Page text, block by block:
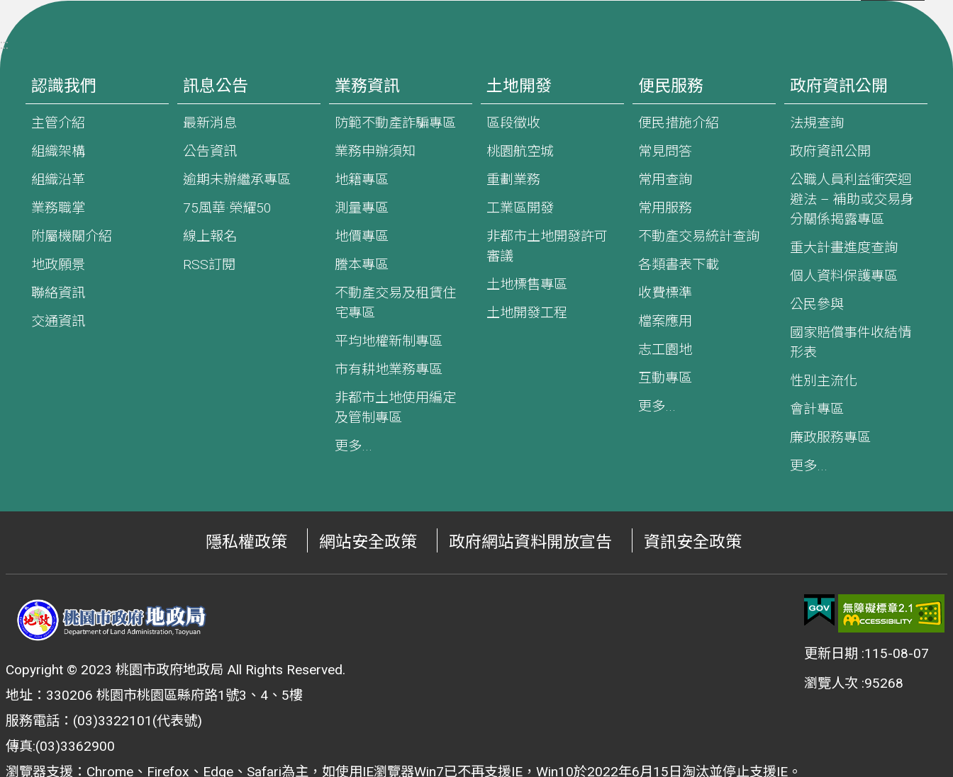
:::
認識我們
主管介紹
組織架構
組織沿革
業務職掌
附屬機關介紹
地政願景
聯絡資訊
交通資訊
訊息公告
最新消息
公告資訊
逾期未辦繼承專區
75風華·榮耀50
線上報名
RSS訂閱
業務資訊
防範不動產詐騙專區
業務申辦須知
地籍專區
測量專區
地價專區
謄本專區
不動產交易及租賃住
宅專區
平均地權新制專區
市有耕地業務專區
非都市土地使用編定
及管制專區
更多...
土地開發
區段徵收
桃園航空城
重劃業務
工業區開發
非都市土地開發許可
審議
土地標售專區
土地開發工程
便民服務
便民措施介紹
常見問答
常用查詢
常用服務
不動產交易統計查詢
各類書表下載
收費標準
檔案應用
志工園地
互動專區
更多...
政府資訊公開
法規查詢
政府資訊公開
公職人員利益衝突迴
避法 – 補助或交易身
分關係揭露專區
重大計畫進度查詢
個人資料保護專區
公民參與
國家賠償事件收結情
形表
性別主流化
會計專區
廉政服務專區
更多...
隱私權政策 網站安全政策 政府網站資料開放宣告 資訊安全政策
Copyright © 2023 桃園市政府地政局 All Rights Reserved.
地址：330206 桃園市桃園區縣府路1號3、4、5樓
服務電話：(03)3322101(代表號)
傳真:(03)3362900
瀏覽器支援：Chrome、Firefox、Edge、Safari為主，如使用IE瀏覽器Win7已不再支援IE，Win10於2022年6月15日淘汰並停止支援IE。
更新日期 115-08-07
瀏覽人次 95268